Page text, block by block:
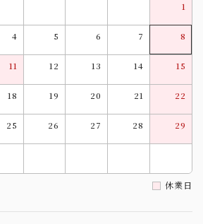
1
4 5 6 7 8
11 12 13 14 15
18 19 20 21 22
25 26 27 28 29
休業日